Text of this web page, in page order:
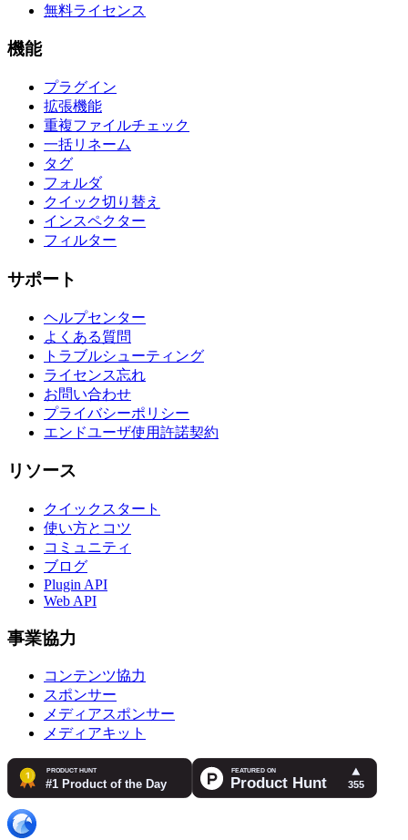
無料ライセンス
機能
プラグイン
拡張機能
重複ファイルチェック
一括リネーム
タグ
フォルダ
クイック切り替え
インスペクター
フィルター
サポート
ヘルプセンター
よくある質問
トラブルシューティング
ライセンス忘れ
お問い合わせ
プライバシーポリシー
エンドユーザ使用許諾契約
リソース
クイックスタート
使い方とコツ
コミュニティ
ブログ
Plugin API
Web API
事業協力
コンテンツ協力
スポンサー
メディアスポンサー
メディアキット